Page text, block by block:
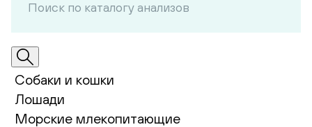
Собаки и кошки
Лошади
Морские млекопитающие